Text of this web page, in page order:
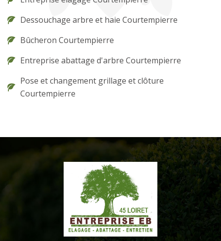
Dessouchage arbre et haie Courtempierre
Bûcheron Courtempierre
Entreprise abattage d'arbre Courtempierre
Pose et changement grillage et clôture
Courtempierre